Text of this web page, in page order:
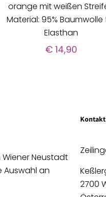
orange mit weißen
Material: 95% Baumwolle
Elasthan
€ 14,90
Wiener Neustadt
Auswahl an
Kontakt
2700